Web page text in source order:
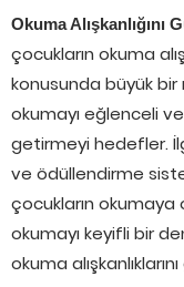
Okuma Alışkanlığını
çocukların okuma
konusunda büyük bir
okumayı eğlenceli
getirmeyi hedefler.
ve ödüllendirme
çocukların okumaya
okumayı keyifli bir
okuma